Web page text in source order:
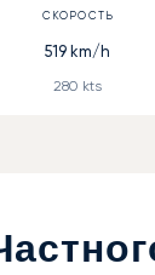
519 km/h
280 kts